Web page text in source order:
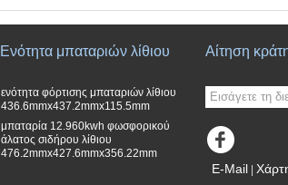
Ενότητα μπαταριών λίθιου
ενότητα φόρτισης μπαταριών λίθιου
436.6mmx437.2mmx115.5mm
μπαταρία 12.960kwh φωσφορικού
άλατος σιδήρου λίθιου
476.2mmx427.6mmx356.22mm
Αίτηση
E-Mail